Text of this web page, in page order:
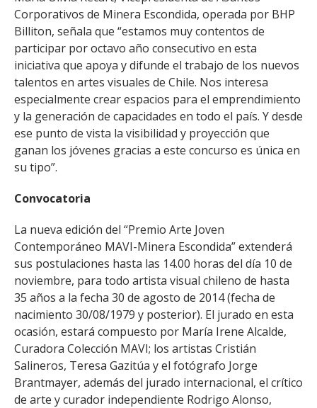
Corporativos de Minera Escondida, operada por BHP
Billiton, señala que “estamos muy contentos de
participar por octavo año consecutivo en esta
iniciativa que apoya y difunde el trabajo de los nuevos
talentos en artes visuales de Chile. Nos interesa
especialmente crear espacios para el emprendimiento
y la generación de capacidades en todo el país. Y desde
ese punto de vista la visibilidad y proyección que
ganan los jóvenes gracias a este concurso es única en
su tipo”.
Convocatoria
La nueva edición del “Premio Arte Joven
Contemporáneo MAVI-Minera Escondida” extenderá
sus postulaciones hasta las 14.00 horas del día 10 de
noviembre, para todo artista visual chileno de hasta
35 años a la fecha 30 de agosto de 2014 (fecha de
nacimiento 30/08/1979 y posterior). El jurado en esta
ocasión, estará compuesto por María Irene Alcalde,
Curadora Colección MAVI; los artistas Cristián
Salineros, Teresa Gazitúa y el fotógrafo Jorge
Brantmayer, además del jurado internacional, el crítico
de arte y curador independiente Rodrigo Alonso,